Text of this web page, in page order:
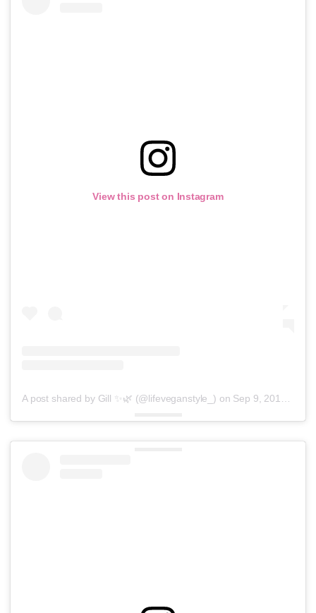
View this post on Instagram
A post shared by Gill ✨🌿 (@lifeveganstyle_) on Sep 9, 2018 at 1:53am PDT